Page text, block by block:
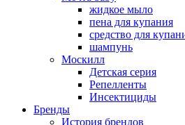
жидкое мыло
пена для купания
средство для
шампунь
Москилл
Детская серия
Репелленты
Инсектициды
Бренды
История брендов